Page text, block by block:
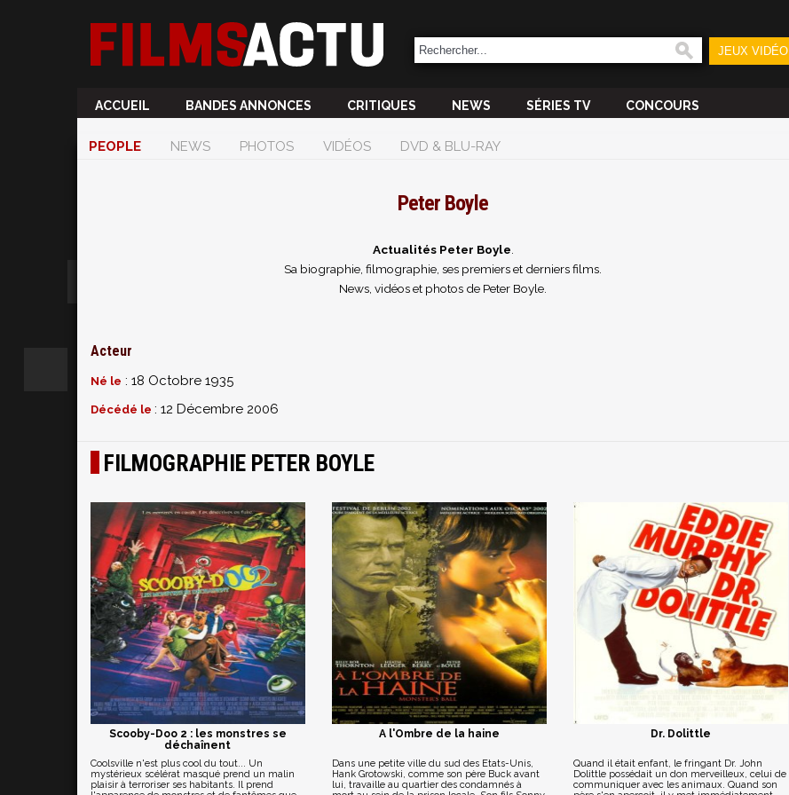
JEUX VIDÉO
ACCUEIL BANDES ANNONCES CRITIQUES NEWS SÉRIES TV CONCOURS
PEOPLE NEWS PHOTOS VIDÉOS DVD & BLU-RAY
Peter Boyle
Actualités Peter Boyle
Sa biographie, filmographie, ses premiers et derniers films.
News, vidéos et photos de Peter Boyle.
Acteur
Né le : 18 Octobre 1935
Décédé le : 12 Décembre 2006
FILMOGRAPHIE PETER BOYLE
Scooby-Doo 2 : les monstres se
déchaînent
Coolsville n'est plus cool du tout... Un
mystérieux scélérat masqué prend un malin
plaisir à terroriser ses habitants. Il prend
A l'Ombre de la haine
Dans une petite ville du sud des Etats-Unis,
Hank Grotowski, comme son père Buck avant
lui, travaille au quartier des condamnés à
Dr. Dolittle
Quand il était enfant, le fringant Dr. John
Dolittle possédait un don merveilleux, celui de
communiquer avec les animaux. Quand son